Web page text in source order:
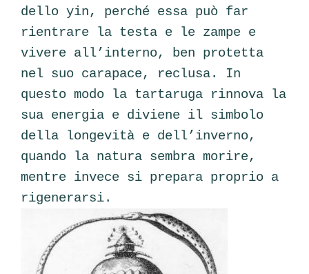
dello yin, perché essa può far
rientrare la testa e le zampe e
vivere all’interno, ben protetta
nel suo carapace, reclusa. In
questo modo la tartaruga rinnova la
sua energia e diviene il simbolo
della longevità e dell’inverno,
quando la natura sembra morire,
mentre invece si prepara proprio a
rigenerarsi.